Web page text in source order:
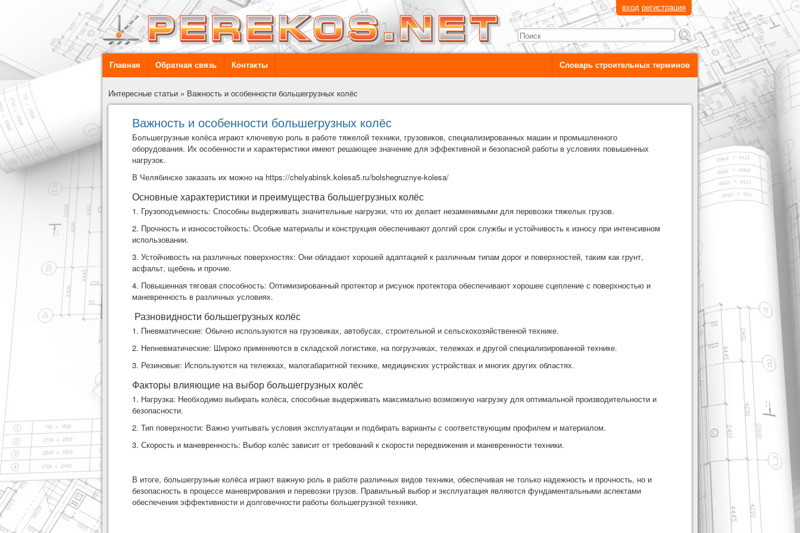
вход регистрация
Главная Обратная связь Контакты Словарь строительных терминов
Интересные статьи » Важность и особенности большегрузных колёс
Важность и особенности большегрузных колёс
Большегрузные колёса играют ключевую роль в работе тяжелой техники, грузовиков, специализированных машин и промышленного
оборудования. Их особенности и характеристики имеют решающее значение для эффективной и безопасной работы в условиях повышенных
нагрузок.
В Челябинске заказать их можно на https://chelyabinsk.kolesa5.ru/bolshegruznye-kolesa/
Основные характеристики и преимущества большегрузных колёс
1. Грузоподъемность: Способны выдерживать значительные нагрузки, что их делает незаменимыми для перевозки тяжелых грузов.
2. Прочность и износостойкость: Особые материалы и конструкция обеспечивают долгий срок службы и устойчивость к износу при интенсивном
использовании.
3. Устойчивость на различных поверхностях: Они обладают хорошей адаптацией к различным типам дорог и поверхностей, таким как грунт,
асфальт, щебень и прочие.
4. Повышенная тяговая способность: Оптимизированный протектор и рисунок протектора обеспечивают хорошее сцепление с поверхностью и
маневренность в различных условиях.
Разновидности большегрузных колёс
1. Пневматические: Обычно используются на грузовиках, автобусах, строительной и сельскохозяйственной технике.
2. Непневматические: Широко применяются в складской логистике, на погрузчиках, тележках и другой специализированной технике.
3. Резиновые: Используются на тележках, малогабаритной технике, медицинских устройствах и многих других областях.
Факторы влияющие на выбор большегрузных колёс
1. Нагрузка: Необходимо выбирать колёса, способные выдерживать максимально возможную нагрузку для оптимальной производительности и
безопасности.
2. Тип поверхности: Важно учитывать условия эксплуатации и подбирать варианты с соответствующим профилем и материалом.
3. Скорость и маневренность: Выбор колёс зависит от требований к скорости передвижения и маневренности техники.
В итоге, большегрузные колёса играют важную роль в работе различных видов техники, обеспечивая не только надежность и прочность, но и
безопасность в процессе маневрирования и перевозки грузов. Правильный выбор и эксплуатация являются фундаментальными аспектами
обеспечения эффективности и долговечности работы большегрузной техники.